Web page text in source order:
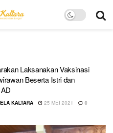
Laksanakan Vaksinasi
Beserta Istri dan
KALTARA 25 MEI 2021 0